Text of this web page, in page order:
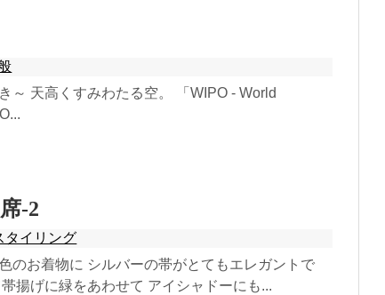
～ 天高くすみわたる空。 「WIPO - World
‐2
タイリング
のお着物に シルバーの帯がとてもエレガントで
揚げに緑をあわせて アイシャドーにも...